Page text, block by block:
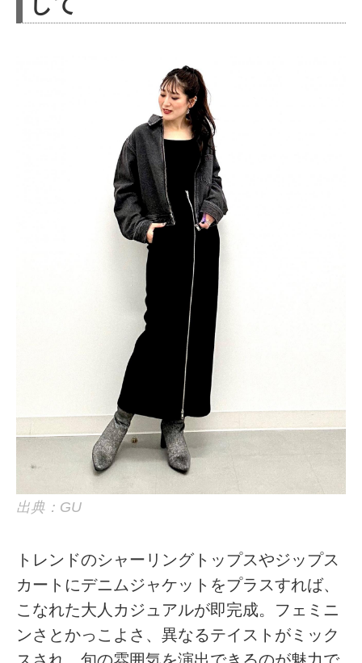
出典：GU
トレンドのシャーリングトップスやジップス
カートにデニムジャケットをプラスすれば、
こなれた大人カジュアルが即完成。フェミニ
ンさとかっこよさ、異なるテイストがミック